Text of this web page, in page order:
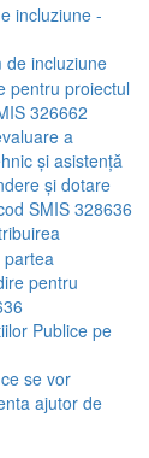
incluziune -
de incluziune
pentru proiectul
326662
a
și asistență
și dotare
SMIS 328636
pentru
Publice pe
se vor
ajutor de